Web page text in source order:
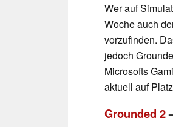
Wer auf
Woche auch
vorzufinden.
jedoch
Microsofts
aktuell auf
Grounded 2